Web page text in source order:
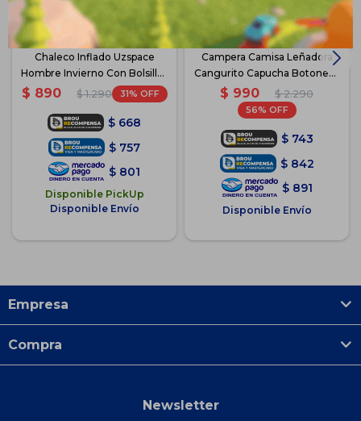
Chaleco Inflado Uzspace
Hombre Invierno Con Bolsillos
- Azul Oscuro
$ 890 $ 1.290 31
$ 668
$ 757
$ 801
Disponible PickUp
Disponible Envío
Campera Camisa Leñadora
Cangurito Capucha Botones -
Azul-Beige
$ 990 $ 2.290
56
$ 743
$ 842
$ 891
Disponible Envío
Empresa
Compra
Newsletter